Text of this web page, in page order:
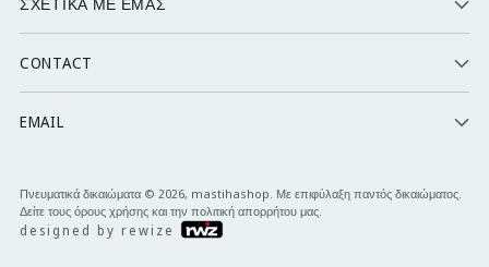
ΣΧΕΤΙΚΑ ΜΕ ΕΜΑΣ
CONTACT
EMAIL
Πνευματικά δικαιώματα © 2026, mastihashop. Με επιφύλαξη παντός δικαιώματος.
Δείτε τους όρους χρήσης και την πολιτική απορρήτου μας.
designed by rewize